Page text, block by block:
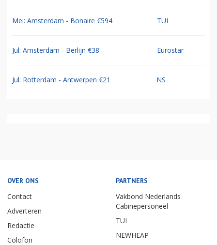
Mei: Amsterdam - Bonaire €594 TUI
Jul: Amsterdam - Berlijn €38 Eurostar
Jul: Rotterdam - Antwerpen €21 NS
OVER ONS
Contact
Adverteren
Redactie
Colofon
PARTNERS
Vakbond Nederlands
Cabinepersoneel
TUI
NEWHEAP